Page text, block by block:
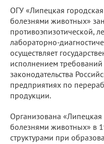
ОГУ «Липецкая
болезнями животных»
противоэпизотической,
лабораторно-
осуществляет
исполнением
законодательства
предприятиях по
продукции.
Организована
болезнями животных» в
структурами при